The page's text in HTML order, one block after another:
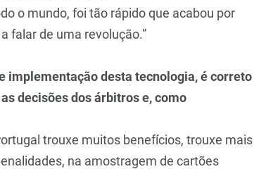
o mundo, foi tão rápido que acabou por
falar de uma revolução.”
implementação desta tecnologia, é correto
decisões dos árbitros e, como
trouxe muitos benefícios, trouxe mais
na amostragem de cartões